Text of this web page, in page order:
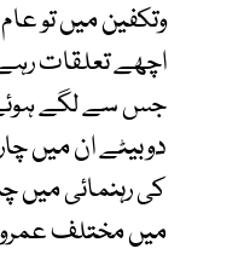
وتکفین میں تو
اچھے تعلقات رہے
جس سے لگے
دوبیٹے ان میں
کی رہنمائی میں
میں مختلف عمروں